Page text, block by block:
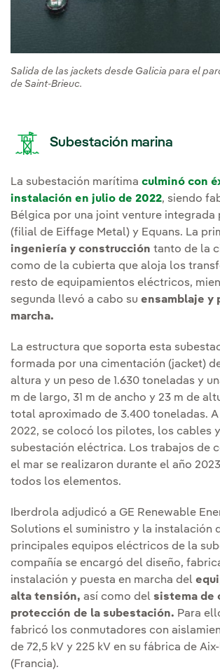
Salida de las jackets desde Galicia para el
de Saint-Brieuc.
Subestación marina
La subestación marítima culminó con
instalación en julio de 2022, siendo
Bélgica por una joint venture integrada
(filial de Eiffage Metal) y Equans. La
ingeniería y construcción tanto de la
como de la cubierta que aloja los
resto de equipamientos eléctricos,
segunda llevó a cabo su ensamblaje y
marcha.
La estructura que soporta esta
formada por una cimentación (jacket)
altura y un peso de 1.630 toneladas y
m de largo, 31 m de ancho y 23 m de
total aproximado de 3.400 toneladas.
2022, se colocó los pilotes, los cables
subestación eléctrica. Los trabajos de
el mar se realizaron durante el año
todos los elementos.
Iberdrola adjudicó a GE Renewable
Solutions el suministro y la instalación
principales equipos eléctricos de la
compañía se encargó del diseño,
instalación y puesta en marcha del
alta tensión, así como del sistema de
protección de la subestación. Para
fabricó los conmutadores con
de 72,5 kV y 225 kV en su fábrica de
(Francia).